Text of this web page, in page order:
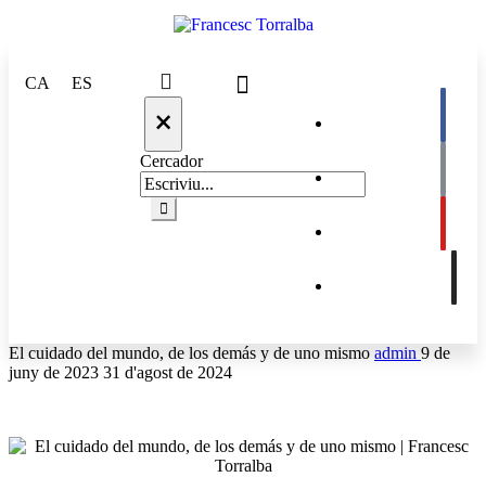
CA ES
×
Cercador
El cuidado del mundo, de los demás y de uno mismo admin 9 de
juny de 2023 31 d'agost de 2024